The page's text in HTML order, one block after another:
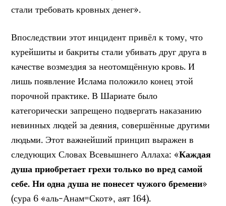
стали требовать кровных денег».
Впоследствии этот инцидент привёл к тому, что
курейшиты и бакриты стали убивать друг друга в
качестве возмездия за неотомщённую кровь. И
лишь появление Ислама положило конец этой
порочной практике. В Шариате было
категорически запрещено подвергать наказанию
невинных людей за деяния, совершённые другими
людьми. Этот важнейший принцип выражен в
следующих Словах Всевышнего Аллаха: «Каждая
душа приобретает грехи только во вред самой
себе. Ни одна душа не понесет чужого бремени»
(сура 6 «аль-Анам=Скот», аят 164).